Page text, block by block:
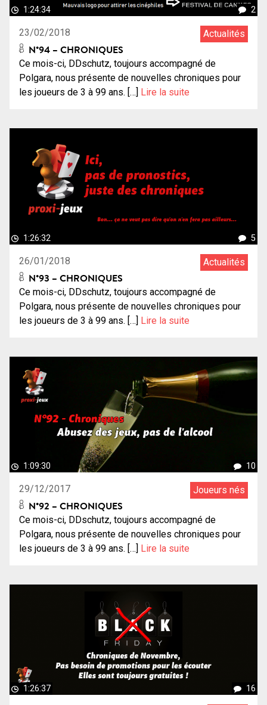
1:24:34 2
23/02/2018 Actualités
N°94 – CHRONIQUES
Ce mois-ci, DDschutz, toujours accompagné de
Polgara, nous présente de nouvelles chroniques pour
les joueurs de 3 à 99 ans. […] Lire la suite
1:26:32 5
26/01/2018 Actualités
N°93 – CHRONIQUES
Ce mois-ci, DDschutz, toujours accompagné de
Polgara, nous présente de nouvelles chroniques pour
les joueurs de 3 à 99 ans. […] Lire la suite
1:09:30 10
29/12/2017 Joueurs nés
N°92 – CHRONIQUES
Ce mois-ci, DDschutz, toujours accompagné de
Polgara, nous présente de nouvelles chroniques pour
les joueurs de 3 à 99 ans. […]
Lire la suite
1:26:37 16